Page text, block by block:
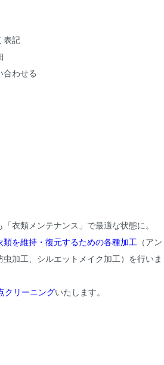
表記
合わせる
衣類メンテナンス」で最適な状態に。
類を維持・復元するための各種加工 （アン
加工、シルエットメイク加工）を行いま
クリーニングいたします。